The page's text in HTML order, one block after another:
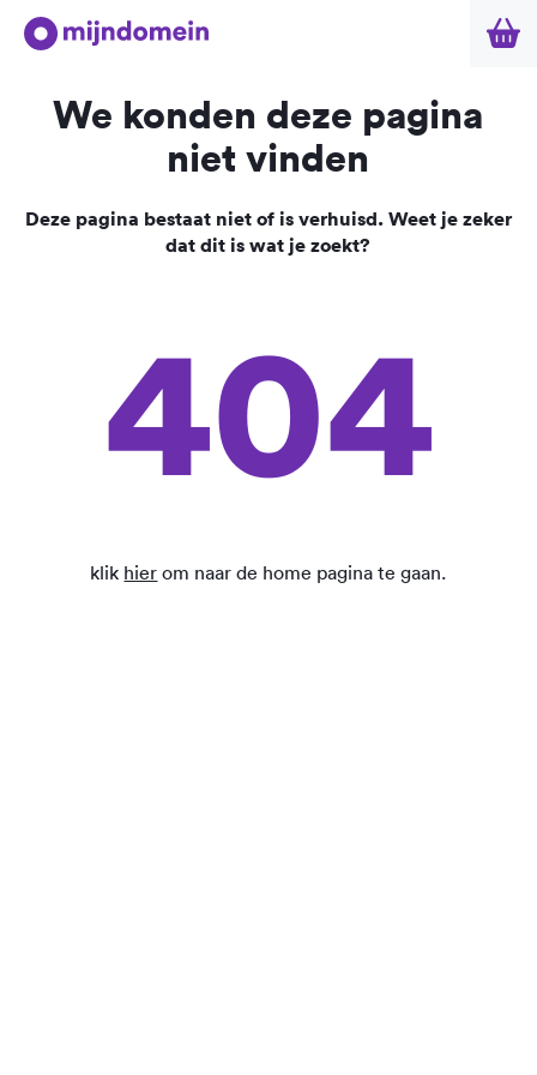
We konden deze pagina
niet vinden
Deze pagina bestaat niet of is verhuisd. Weet je zeker
dat dit is wat je zoekt?
404
klik hier om naar de home pagina te gaan.